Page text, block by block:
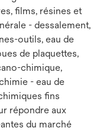
films, résines et
- dessalement,
outils, eau de
de plaquettes,
chimique,
- eau de
fins
répondre aux
du marché